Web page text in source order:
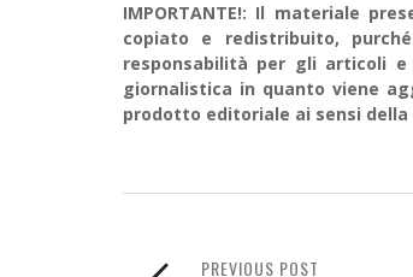
IMPORTANTE!: Il materiale
copiato e redistribuito,
responsabilità per gli articoli
giornalistica in quanto viene
prodotto editoriale ai sensi della
PREVIOUS POST